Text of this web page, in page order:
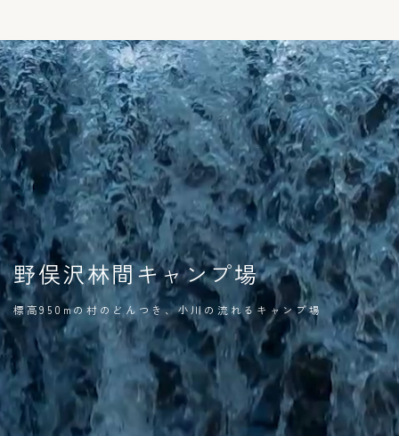
野俣沢林間キャンプ場
標高950mの村のどんつき、小川の流れるキャンプ場